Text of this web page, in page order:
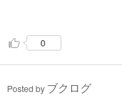
を追う道中が非常に長
たという達成感だけが
のが残念でした。
0
Posted by ブクログ